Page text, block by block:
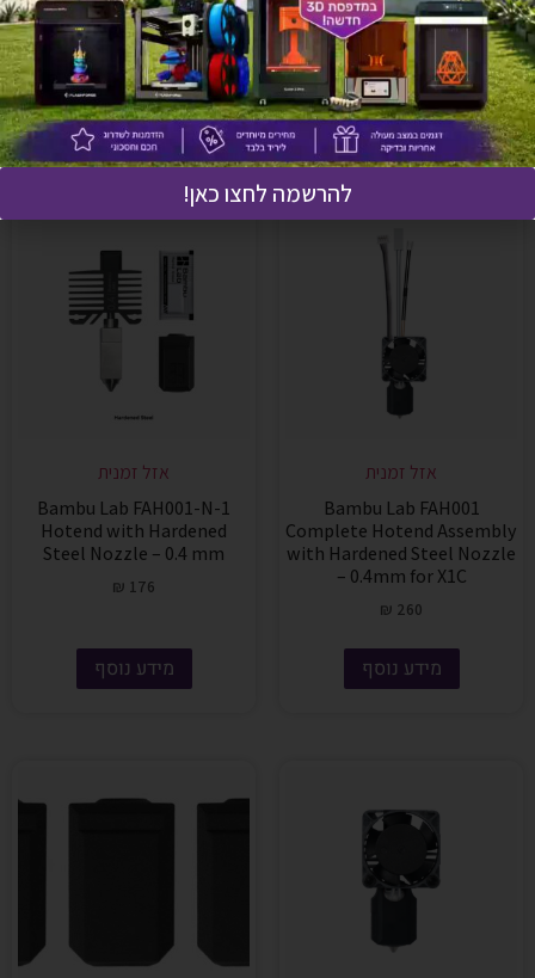
for X1C
₪ 105
מידע נוסף
Thermistor for P1 SERIES
189
מידע נוסף
אזל זמנית
Bambu Lab FAH001
Complete Hotend Assembly
with Hardened Steel Nozzle
– 0.4mm for X1C
₪ 260
מידע נוסף
אזל זמנית
Bambu Lab FAH001-N-1
Hotend with Hardened
Steel Nozzle – 0.4 mm
₪ 176
מידע נוסף
להרשמה לחצו כאן!